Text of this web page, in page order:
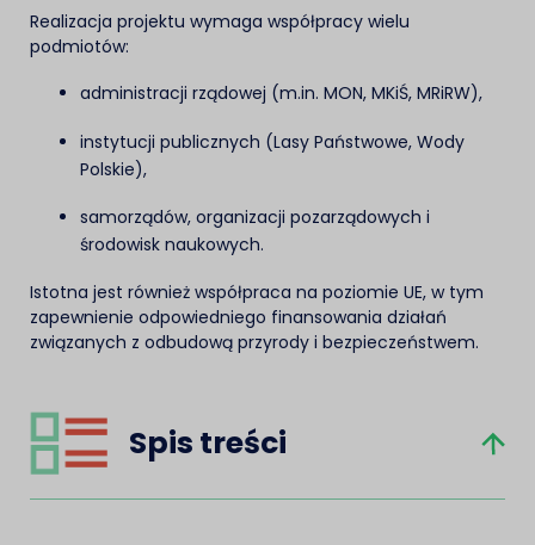
Realizacja projektu wymaga współpracy wielu
podmiotów:
administracji rządowej (m.in. MON, MKiŚ, MRiRW),
instytucji publicznych (Lasy Państwowe, Wody
Polskie),
samorządów, organizacji pozarządowych i
środowisk naukowych.
Istotna jest również współpraca na poziomie UE, w tym
zapewnienie odpowiedniego finansowania działań
związanych z odbudową przyrody i bezpieczeństwem.
Spis treści